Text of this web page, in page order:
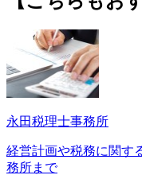
永田税理士事務所
経営計画や税務に関す
務所まで